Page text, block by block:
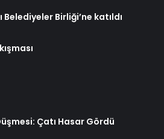
Belediyeler Birliği’ne katıldı
Çatı Hasar Gördü